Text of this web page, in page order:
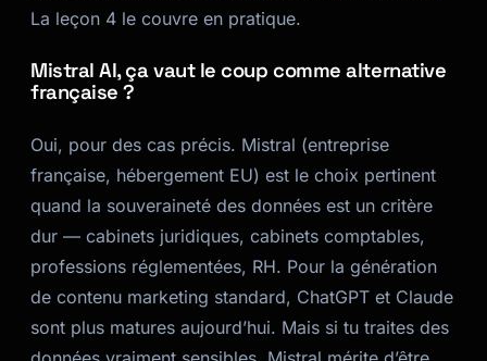
La leçon 4 le couvre en pratique.
Mistral AI, ça vaut le coup comme alternative
française ?
Oui, pour des cas précis. Mistral (entreprise
française, hébergement EU) est le choix pertinent
quand la souveraineté des données est un critère
dur — cabinets juridiques, cabinets comptables,
professions réglementées, RH. Pour la génération
de contenu marketing standard, ChatGPT et Claude
sont plus matures aujourd’hui. Mais si tu traites des